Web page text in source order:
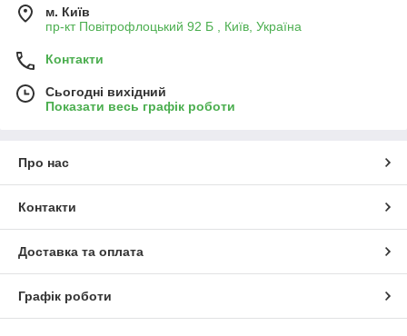
м. Київ
пр-кт Повітрофлоцький 92 Б , Київ, Україна
Контакти
Сьогодні вихідний
Показати весь графік роботи
Про нас
Контакти
Доставка та оплата
Графік роботи